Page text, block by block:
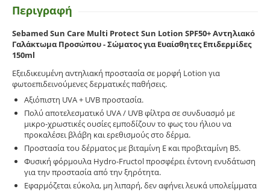
Περιγραφή
Sebamed Sun Care Multi Protect Sun Lotion SPF50+ Αντηλιακό
Γαλάκτωμα Προσώπου - Σώματος για Ευαίσθητες Επιδερμίδες
150ml
Εξειδικευμένη αντηλιακή προστασία σε μορφή Lotion για
φωτοεπιδεινούμενες δερματικές παθήσεις.
Αξιόπιστη UVA + UVB προστασία.
Πολύ αποτελεσματικό UVA / UVB φίλτρα σε συνδυασμό με
μικρο-χρωστικές ουσίες εμποδίζουν το φως του ήλιου να
προκαλέσει βλάβη και ερεθισμούς στο δέρμα.
Προστασία του δέρματος με βιταμίνη Ε και προβιταμίνη Β5.
Φυσική φόρμουλα Hydro-Fructol προσφέρει έντονη ενυδάτωση
για την προστασία από την ξηρότητα.
Εφαρμόζεται εύκολα, μη λιπαρή, δεν αφήνει λευκά υπολείμματα